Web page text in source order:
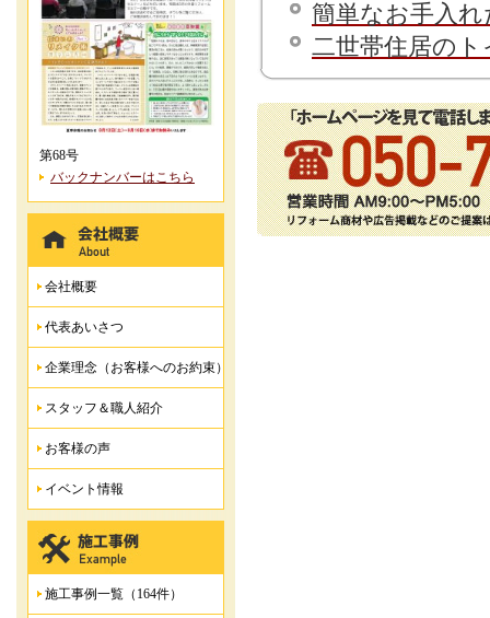
簡単なお手入
二世帯住居のト
第68号
バックナンバーはこちら
会社概要
代表あいさつ
企業理念（お客様へのお約束）
スタッフ＆職人紹介
お客様の声
イベント情報
施工事例一覧（164件）